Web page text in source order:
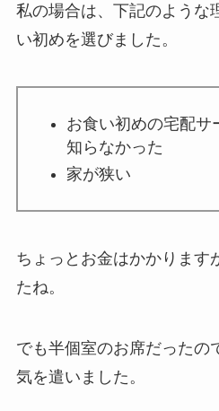
私の場合は、下記のような
い初めを選びました。
お食い初めの宅配サ
知らなかった
家が狭い
ちょっとお金はかかります
たね。
でも半個室のお席だったの
気を遣いました 。